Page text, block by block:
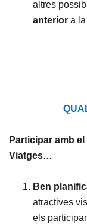
altres
anterior a la
Participar amb
Viatges…
Ben
atractives
els